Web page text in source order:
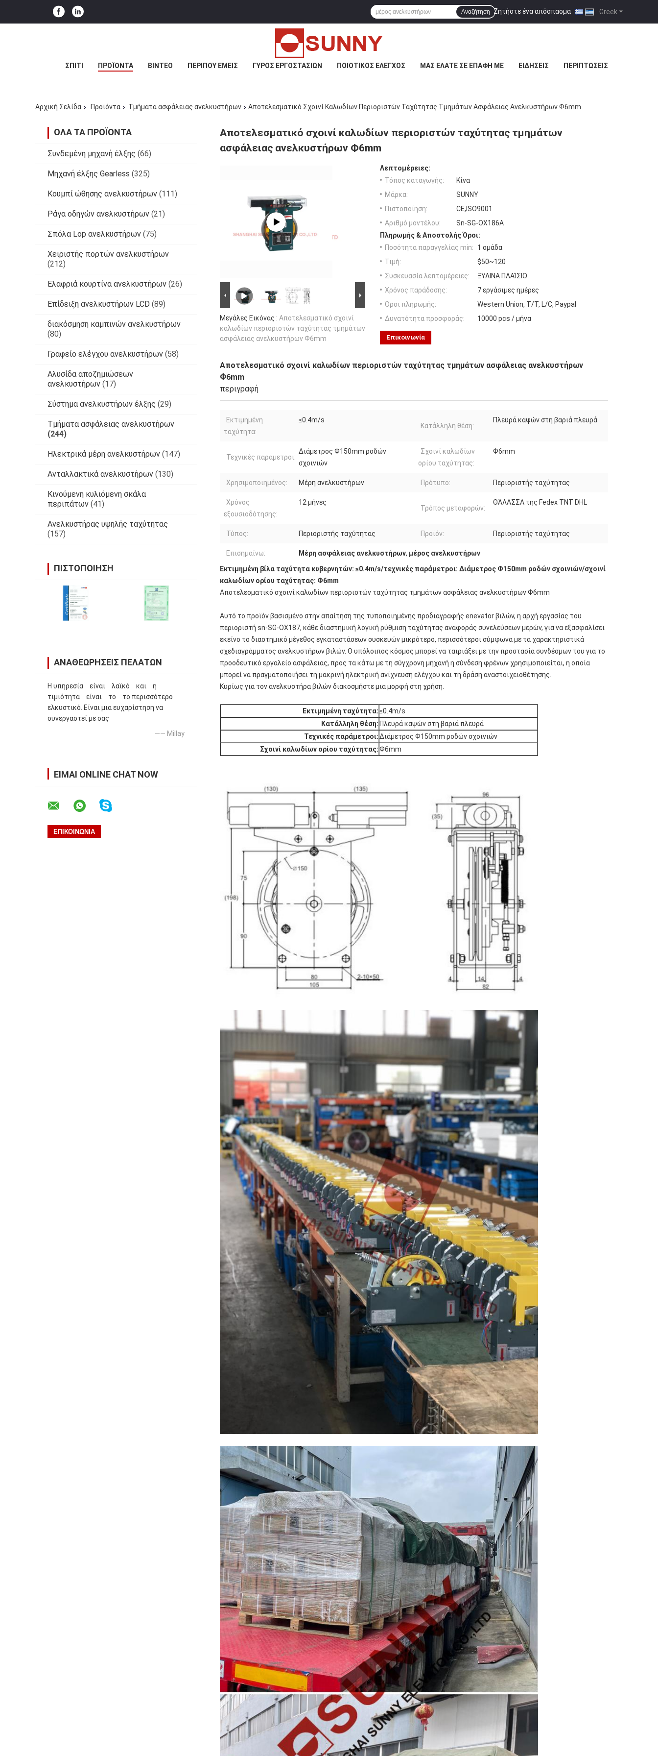
Greek
Ζητήστε ένα απόσπασμα |
Αναζήτηση
ΣΠΊΤΙ ΠΡΟΪΌΝΤΑ ΒΊΝΤΕΟ ΠΕΡΊΠΟΥ ΕΜΕΊΣ ΓΎΡΟΣ ΕΡΓΟΣΤΑΣΊΩΝ ΠΟΙΟΤΙΚΌΣ ΈΛΕΓΧΟΣ ΜΑΣ ΕΛΆΤΕ ΣΕ ΕΠΑΦΉ ΜΕ ΕΙΔΉΣΕΙΣ ΠΕΡΙΠΤΏΣΕΙΣ
Αρχική Σελίδα Προϊόντα Τμήματα ασφάλειας ανελκυστήρων Αποτελεσματικό Σχοινί Καλωδίων Περιοριστών Ταχύτητας Τμημάτων Ασφάλειας Ανελκυστήρων Ф6mm
ΌΛΑ ΤΑ ΠΡΟΪΌΝΤΑ
Συνδεμένη μηχανή έλξης (66)
Μηχανή έλξης Gearless (325)
Κουμπί ώθησης ανελκυστήρων (111)
Ράγα οδηγών ανελκυστήρων (21)
Σπόλα Lop ανελκυστήρων (75)
Χειριστής πορτών ανελκυστήρων
(212)
Ελαφριά κουρτίνα ανελκυστήρων (26)
Επίδειξη ανελκυστήρων LCD (89)
διακόσμηση καμπινών ανελκυστήρων
(80)
Γραφείο ελέγχου ανελκυστήρων (58)
Αλυσίδα αποζημιώσεων
ανελκυστήρων (17)
Σύστημα ανελκυστήρων έλξης (29)
Τμήματα ασφάλειας ανελκυστήρων
(244)
Ηλεκτρικά μέρη ανελκυστήρων (147)
Ανταλλακτικά ανελκυστήρων (130)
Κινούμενη κυλιόμενη σκάλα
περιπάτων (41)
Ανελκυστήρας υψηλής ταχύτητας
(157)
ΠΙΣΤΟΠΟΊΗΣΗ
ΑΝΑΘΕΩΡΉΣΕΙΣ ΠΕΛΑΤΏΝ
Η υπηρεσία είναι λαϊκό και η
τιμιότητα είναι το το περισσότερο
ελκυστικό. Είναι μια ευχαρίστηση να
συνεργαστεί με σας
—— Millay
ΕΊΜΑΙ ONLINE CHAT NOW
Αποτελεσματικό σχοινί καλωδίων περιοριστών ταχύτητας τμημάτων
ασφάλειας ανελκυστήρων Ф6mm
Μεγάλες Εικόνας : Αποτελεσματικό σχοινί
καλωδίων περιοριστών ταχύτητας τμημάτων
ασφάλειας ανελκυστήρων Ф6mm
Λεπτομέρειες:
Τόπος καταγωγής:
Κίνα
Μάρκα:
SUNNY
Πιστοποίηση:
CE,ISO9001
Αριθμό μοντέλου:
Sn-SG-OX186A
Πληρωμής & Αποστολής Όροι:
Ποσότητα παραγγελίας min:
1 ομάδα
Τιμή:
$50~120
Συσκευασία λεπτομέρειες:
ΞΎΛΙΝΑ ΠΛΑΊΣΙΟ
Χρόνος παράδοσης:
7 εργάσιμες ημέρες
Όροι πληρωμής:
Western Union, T/T, L/C, Paypal
Δυνατότητα προσφοράς:
10000 pcs / μήνα
Επικοινωνία
Αποτελεσματικό σχοινί καλωδίων περιοριστών ταχύτητας τμημάτων ασφάλειας ανελκυστήρων
Ф6mm
περιγραφή
Εκτιμημένη
ταχύτητα:
≤0.4m/s
Κατάλληλη θέση:
Πλευρά καψών στη βαριά πλευρά
Τεχνικές παράμετροι:
Διάμετρος Ф150mm ροδών
σχοινιών
Σχοινί καλωδίων
ορίου ταχύτητας:
Ф6mm
Χρησιμοποιημένος: Μέρη ανελκυστήρων Πρότυπο: Περιοριστής ταχύτητας
Χρόνος
εξουσιοδότησης:
12 μήνες
Τρόπος μεταφορών:
ΘΆΛΑΣΣΑ της Fedex TNT DHL
Τύπος: Περιοριστής ταχύτητας Προϊόν: Περιοριστής ταχύτητας
Επισημαίνω: Μέρη ασφάλειας ανελκυστήρων, μέρος ανελκυστήρων
Εκτιμημένη βίλα ταχύτητα κυβερνητών: ≤0.4m/s/τεχνικές παράμετροι: Διάμετρος Ф150mm ροδών σχοινιών/σχοινί
καλωδίων ορίου ταχύτητας: Ф6mm
Αποτελεσματικό σχοινί καλωδίων περιοριστών ταχύτητας τμημάτων ασφάλειας ανελκυστήρων Ф6mm
Αυτό το προϊόν βασισμένο στην απαίτηση της τυποποιημένης προδιαγραφής enevator βιλών, η αρχή εργασίας του
περιοριστή sn-SG-OX187, κάθε διαστημική λογική ρύθμιση ταχύτητας αναφοράς συνελεύσεων μερών, για να εξασφαλίσει
εκείνο το διαστημικό μέγεθος εγκαταστάσεων συσκευών μικρότερο, περισσότεροι σύμφωνα με τα χαρακτηριστικά
σχεδιαγράμματος ανελκυστήρων βιλών. Ο υπόλοιπος κόσμος μπορεί να ταιριάξει με την προστασία συνδέσμων του για το
προοδευτικό εργαλείο ασφάλειας, προς τα κάτω με τη σύγχρονη μηχανή η σύνδεση φρένων χρησιμοποιείται, η οποία
μπορεί να πραγματοποιήσει τη μακρινή ηλεκτρική ανίχνευση ελέγχου και τη δράση αναστοιχειοθέτησης.
Κυρίως για τον ανελκυστήρα βιλών διακοσμήστε μια μορφή στη χρήση.
Εκτιμημένη ταχύτητα:≤0.4m/s
Κατάλληλη θέση: Πλευρά καψών στη βαριά πλευρά
Τεχνικές παράμετροι:Διάμετρος Ф150mm ροδών σχοινιών
Σχοινί καλωδίων ορίου ταχύτητας:Ф6mm